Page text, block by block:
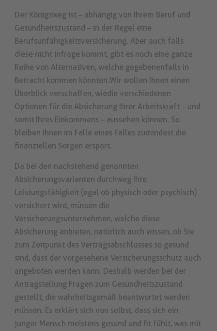
Der Königsweg ist – abhängig von Ihrem Beruf und
Gesundheitszustand – in der Regel eine
Berufsunfähigkeitsversicherung. Aber auch falls
diese nicht infrage kommt, gibt es noch eine ganze
Reihe von Alternativen, welche gegebenenfalls in
Betracht kommen könnten. Wir wollen Ihnen einen
Überblick verschaffen, wie die verschiedenen
Optionen für die Absicherung Ihrer Arbeitskraft – und
somit Ihres Einkommens – aussehen können. So
bleiben Ihnen im Falle eines Falles zumindest die
finanziellen Sorgen erspart.
Da bei den nachstehend genannten
Absicherungsvarianten durchweg Ihre
Leistungsfähigkeit (egal ob physisch oder psychisch)
versichert wird, müssen die
Versicherungsunternehmen, welche diese
Absicherung anbieten, natürlich auch wissen, ob Sie
zum Zeitpunkt des Vertragsabschlusses so gesund
sind, dass der vorgesehene Versicherungsschutz auch
angeboten werden kann. Deshalb werden bei der
Antragstellung Fragen zum Gesundheitszustand
gestellt, die wahrheitsgemäß beantwortet werden
müssen. Es erklärt sich von selbst, dass sich ein
junger Mensch meistens gesund und fit fühlt, was mit